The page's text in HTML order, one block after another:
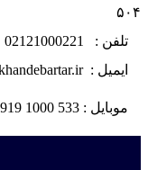
۵۰۴
تلفن : 02121000221
ایمیل : info@labkhandebartar.ir
موبایل : 533 1000 0919